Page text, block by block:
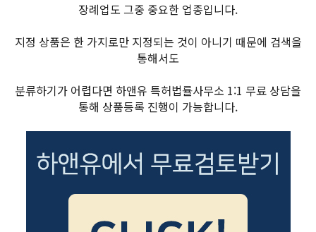
장례업도 그중 중요한 업종입니다.
지정 상품은 한 가지로만 지정되는 것이 아니기 때문에 검색을
통해서도
분류하기가 어렵다면 하앤유 특허법률사무소 1:1 무료 상담을
통해 상품등록 진행이 가능합니다.